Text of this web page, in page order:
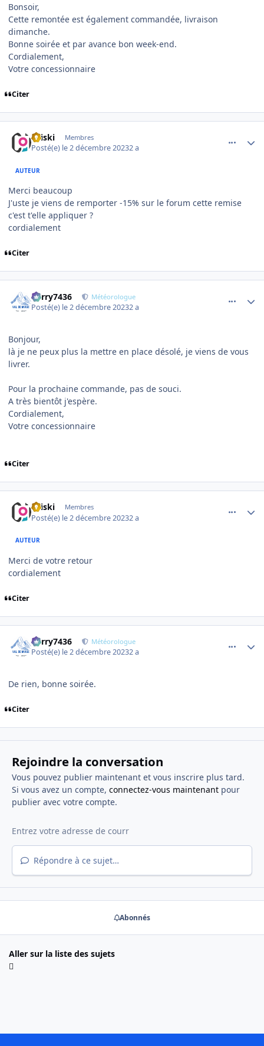
Bonsoir,
Cette remontée est également commandée, livraison
dimanche.
Bonne soirée et par avance bon week-end.
Cordialement,
Votre concessionnaire
Citer
titiski Membres
Posté(e) le 2 décembre 20232 a
AUTEUR
Merci beaucoup
J'uste je viens de remporter -15% sur le forum cette remise
c'est t'elle appliquer ?
cordialement
Citer
Perry7436 Météorologue
Posté(e) le 2 décembre 20232 a
Bonjour,
là je ne peux plus la mettre en place désolé, je viens de vous
livrer.
Pour la prochaine commande, pas de souci.
A très bientôt j'espère.
Cordialement,
Votre concessionnaire
Citer
titiski Membres
Posté(e) le 2 décembre 20232 a
AUTEUR
Merci de votre retour
cordialement
Citer
Perry7436 Météorologue
Posté(e) le 2 décembre 20232 a
De rien, bonne soirée.
Citer
Rejoindre la conversation
Vous pouvez publier maintenant et vous inscrire plus tard.
Si vous avez un compte, connectez-vous maintenantpour
publier avec votre compte.
Répondre à ce sujet…
Abonnés
Aller sur la liste des sujets